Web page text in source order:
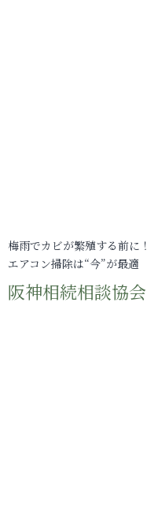
梅雨でカビが繁殖する前に！
エアコン掃除は“今”が最適
阪神相続相談協会